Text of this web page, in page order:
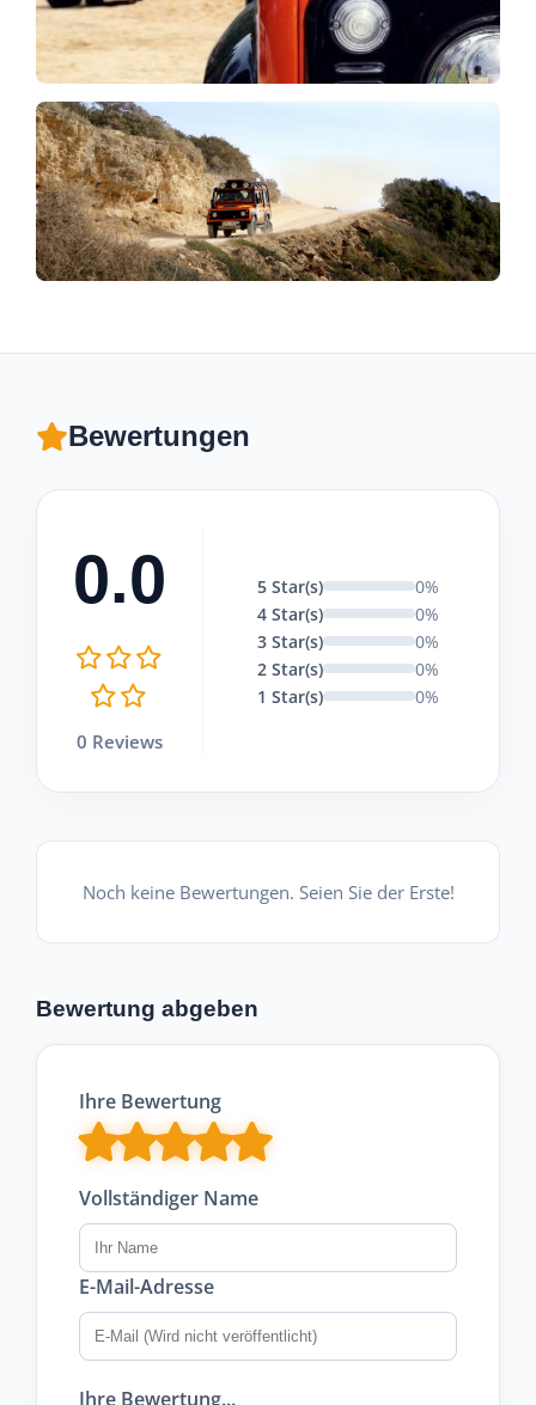
Bewertungen
0.0
0 Reviews
5 Star(s)
0%
4 Star(s)
0%
3 Star(s)
0%
2 Star(s)
0%
1 Star(s)
0%
Noch keine Bewertungen. Seien Sie der Erste!
Bewertung abgeben
Ihre Bewertung
Vollständiger Name
E-Mail-Adresse
Ihre Bewertung...